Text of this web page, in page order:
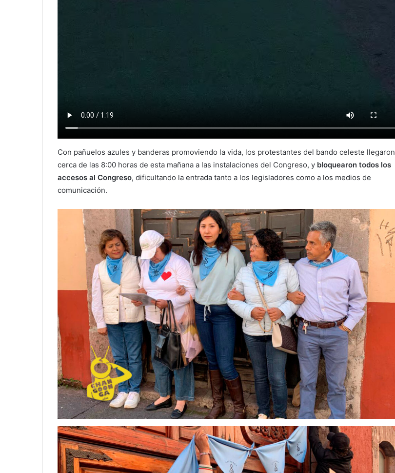
Con pañuelos azules y banderas promoviendo la vida, los protestantes del bando celeste llegaron
cerca de las 8:00 horas de esta mañana a las instalaciones del Congreso, y bloquearon todos los
accesos al Congreso, dificultando la entrada tanto a los legisladores como a los medios de
comunicación.